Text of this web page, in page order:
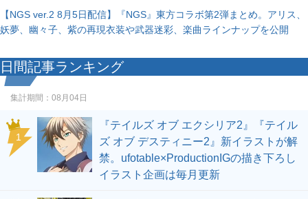
【NGS ver.2 8月5日配信】『NGS』東方コラボ第2弾まとめ。アリス、
妖夢、幽々子、紫の再現衣装や武器迷彩、楽曲ラインナップを公開
日間記事ランキング
集計期間： 08月04日
1
『テイルズ オブ エクシリア2』『テイル
ズ オブ デスティニー2』新イラストが解
禁。ufotable×ProductionIGの描き下ろし
イラスト企画は毎月更新